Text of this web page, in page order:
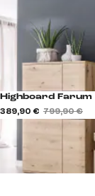
Highboard Farum
389,90 € 799,90 €